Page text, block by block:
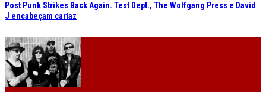
Post Punk Strikes Back Again. Test Dept., The Wolfgang Press e David
J encabeçam cartaz